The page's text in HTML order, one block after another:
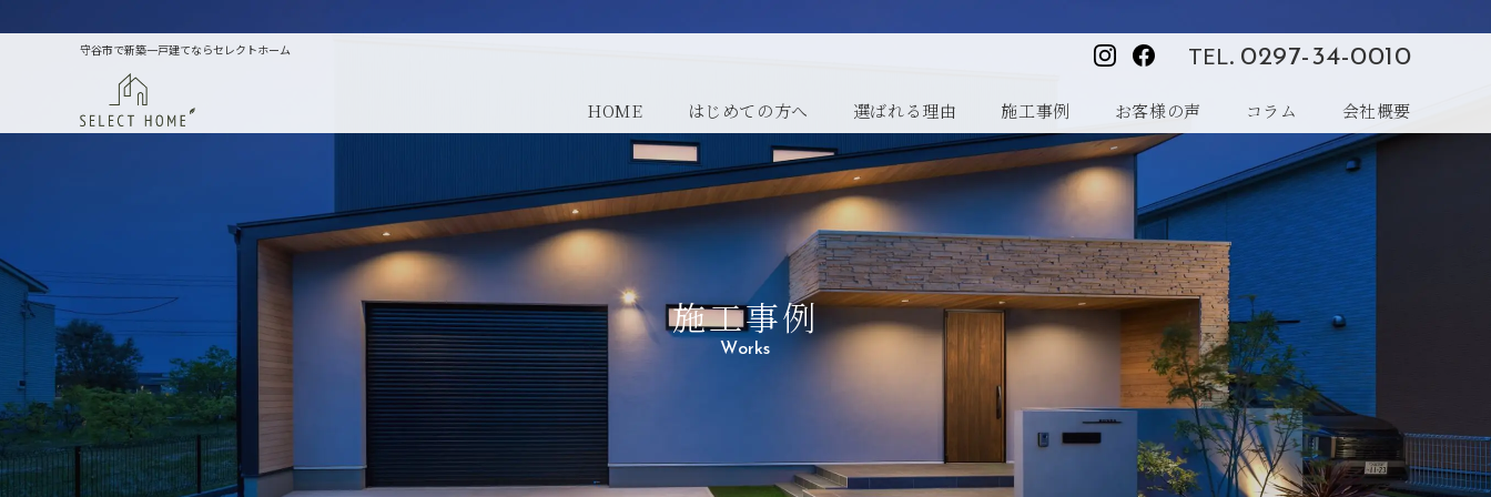
守谷市で新築一戸建てならセレクトホーム TEL. 0297-34-0010
HOME はじめての方へ 選ばれる理由 施工事例 お客様の声 コラム 会社概要
施工事例
Works